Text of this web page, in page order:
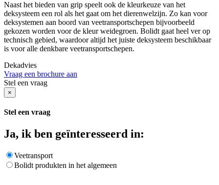
Naast het bieden van grip speelt ook de kleurkeuze van het
deksysteem een rol als het gaat om het dierenwelzijn. Zo kan voor
deksystemen aan boord van veetransportschepen bijvoorbeeld
gekozen worden voor de kleur weidegroen. Bolidt gaat heel ver op
technisch gebied, waardoor altijd het juiste deksysteem beschikbaar
is voor alle denkbare veetransportschepen.
Dekadvies
Vraag een brochure aan
Stel een vraag
×
Stel een vraag
Ja, ik ben geïnteresseerd in:
Veetransport
Bolidt produkten in het algemeen